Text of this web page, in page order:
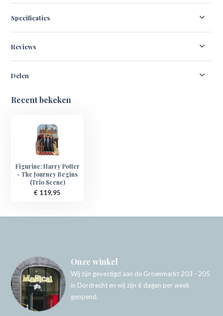
Specificaties
Reviews
Delen
Recent bekeken
Figurine: Harry Potter
- The Journey Begins
(Trio Scene)
€ 119,95
Onze winkel
Wij zijn gevestigd aan de Groenmarkt 203 - 205
in Dordrecht en wij zijn 6 dagen per week
geopend.